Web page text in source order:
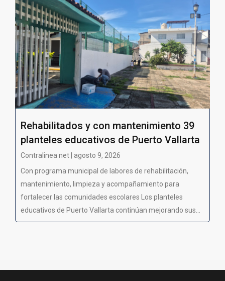
Rehabilitados y con mantenimiento 39
planteles educativos de Puerto Vallarta
Contralinea net | agosto 9, 2026
Con programa municipal de labores de rehabilitación,
mantenimiento, limpieza y acompañamiento para
fortalecer las comunidades escolares Los planteles
educativos de Puerto Vallarta continúan mejorando sus...